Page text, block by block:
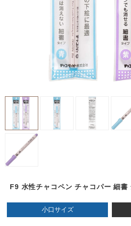
F9 水性チャコペン チャコパー 細
小口サイズ